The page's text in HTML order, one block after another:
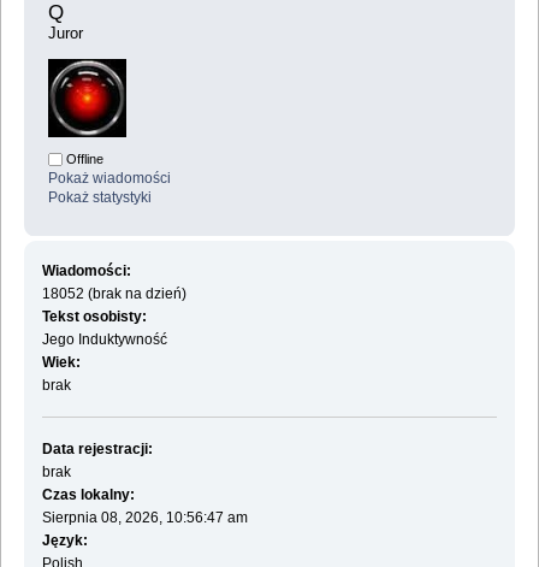
Q
Juror
Offline
Pokaż wiadomości
Pokaż statystyki
Wiadomości:
18052 (brak na dzień)
Tekst osobisty:
Jego Induktywność
Wiek:
brak
Data rejestracji:
brak
Czas lokalny:
Sierpnia 08, 2026, 10:56:47 am
Język:
Polish